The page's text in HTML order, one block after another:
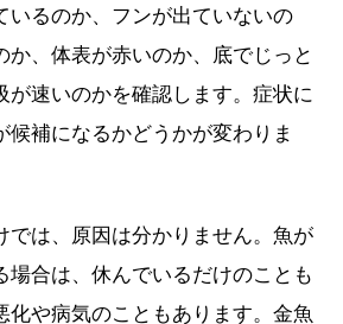
いるのか、フンが出ていないの
か、体表が赤いのか、底でじっと
が速いのかを確認します。症状に
候補になるかどうかが変わりま
では、原因は分かりません。魚が
場合は、休んでいるだけのことも
化や病気のこともあります。金魚